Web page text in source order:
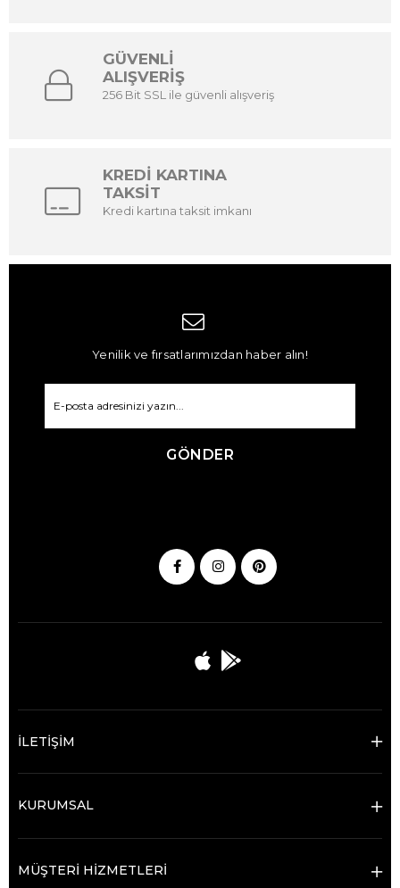
GÜVENLİ
ALIŞVERİŞ
256 Bit SSL ile güvenli alışveriş
KREDİ KARTINA
TAKSİT
Kredi kartına taksit imkanı
Yenilik ve fırsatlarımızdan haber alın!
GÖNDER
İLETİŞİM
KURUMSAL
MÜŞTERİ HİZMETLERİ